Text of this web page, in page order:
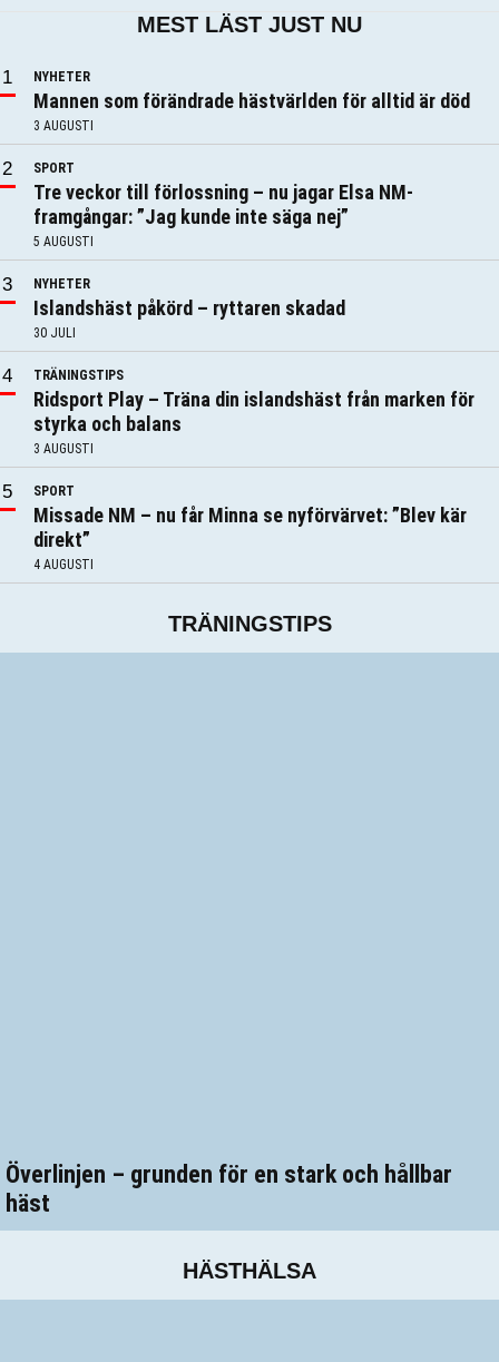
MEST LÄST JUST NU
NYHETER
Mannen som förändrade hästvärlden för alltid är död
3 AUGUSTI
SPORT
Tre veckor till förlossning – nu jagar Elsa NM-
framgångar: ”Jag kunde inte säga nej”
5 AUGUSTI
NYHETER
Islandshäst påkörd – ryttaren skadad
30 JULI
TRÄNINGSTIPS
Ridsport Play – Träna din islandshäst från marken för
styrka och balans
3 AUGUSTI
SPORT
Missade NM – nu får Minna se nyförvärvet: ”Blev kär
direkt”
4 AUGUSTI
TRÄNINGSTIPS
Överlinjen – grunden för en stark och hållbar
häst
HÄSTHÄLSA